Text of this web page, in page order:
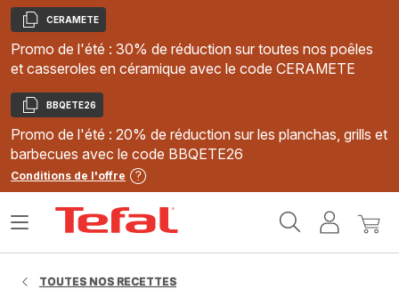
Copier
CERAMETE
Promo de l'été : 30% de réduction sur toutes nos poêles
et casseroles en céramique avec le code CERAMETE
Copier
BBQETE26
Promo de l'été : 20% de réduction sur les planchas, grills et
barbecues avec le code BBQETE26
Conditions de l'offre
MonMon
Ouvrir
TOUTES NOS RECETTES